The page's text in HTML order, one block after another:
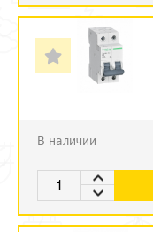
В наличии